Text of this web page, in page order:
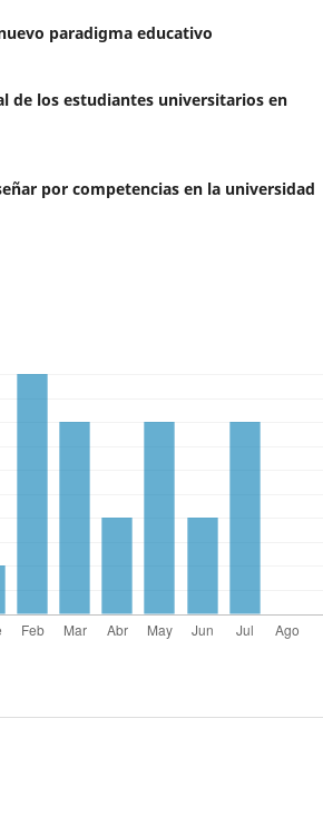
paradigma educativo
de los estudiantes universitarios en
por competencias en la universidad